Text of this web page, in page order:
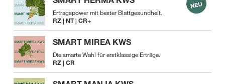
Ertragspower mit bester Blattgesundheit.
RZ | NT | CR+
SMART MIREA KWS
Die smarte Wahl für erstklassige Erträge.
RZ | CR